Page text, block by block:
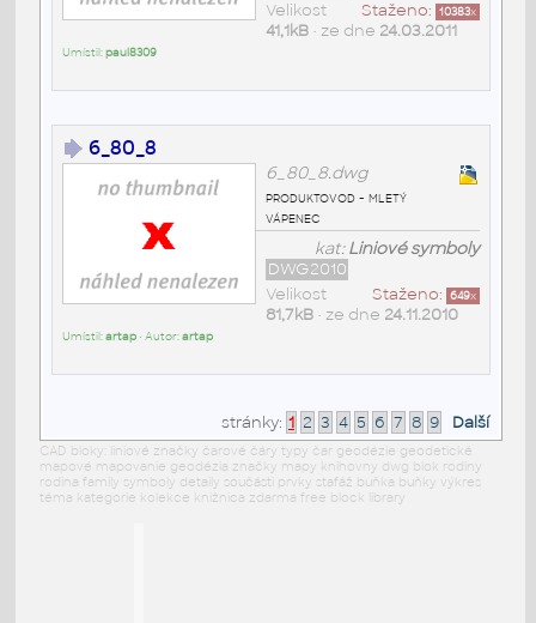
Staženo: 10383x
Velikost
41,1kB• ze dne 24.03.2011
Umístil:paul8309
6_80_8
6_80_8.dwg
produktovod - mletý
vápenec
kat:Liniové symboly
DWG2010
Staženo: 649x
Velikost
81,7kB• ze dne 24.11.2010
Umístil:artap• Autor:artap
stránky: 1 2 3 4 5 6 7 8 9 Další
CAD bloky: liniové značky čarové čáry typy čar geodézie geodetické
mapové mapovanie geodézia značky mapy knihovny dwg blok rodiny
rodina family symboly detaily součásti prvky stafáž buňka buňky výkres
téma kategorie kolekce knižnica zdarma free block library